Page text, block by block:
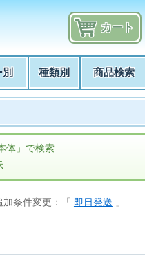
カート
種類別 商品検索
体」で検索
加条件変更：「 即日発送 」